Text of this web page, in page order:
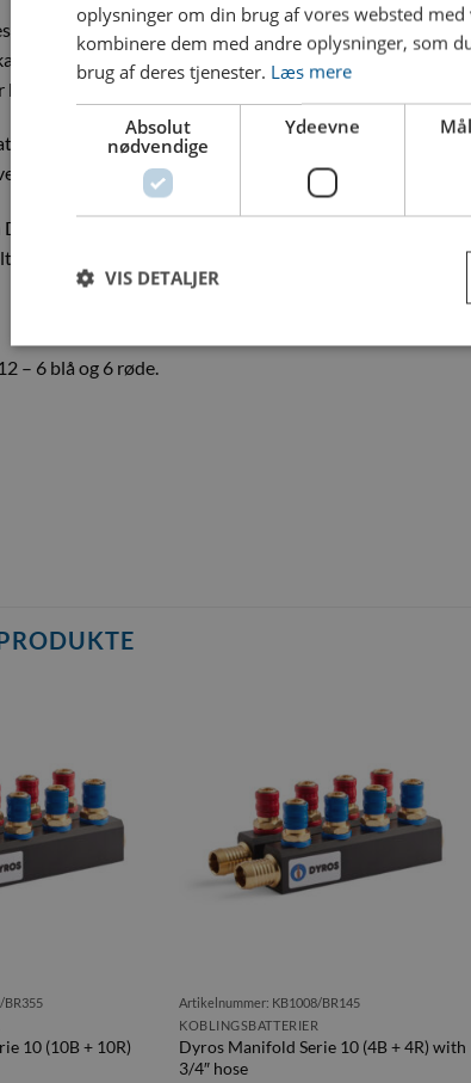
sikrer nem adgang til vedligeholdelse, og forbedrer
nemt og enkelt koble dine slanger til. Koblingerne
dette betjenes med én hånd.
bliver produceret på vores lokation i Danmark,
industrielle miljøer. Du får derfor en løsning, der
Serie 10 koblingsbatteri får du en løsning, der
setup.
– 6 blå og 6 røde.
10 (10B + 10R)
Artikelnummer: KB1008/BR145
KOBLINGSBATTERIER
Dyros Manifold Serie 10 (4B + 4R) with
3/4″ hose
oplysninger om din brug af vores websted
kombinere dem med andre oplysninger, som
brug af deres tjenester. Læs mere
Absolut
nødvendige
Ydeevne
VIS DETALJER